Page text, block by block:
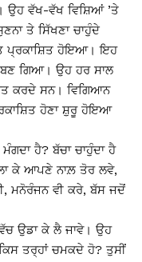
ਉਹ ਵੱਖ-ਵੱਖ ਵਿਸ਼ਿਆਂ ’ਤੇ
ਤੇ ਸਿੱਖਣਾ ਚਾਹੁੰਦੇ
ਪ੍ਰਕਾਸ਼ਿਤ ਹੋਇਆ। ਇਹ
ਬਣ ਗਿਆ। ਉਹ ਹਰ ਸਾਲ
ਕਰਦੇ ਸਨ। ਵਿਗਿਆਨ
ਹੋਣਾ ਸ਼ੁਰੂ ਹੋਇਆ
ਹੈ? ਬੱਚਾ ਚਾਹੁੰਦਾ ਹੈ
ਕੇ ਆਪਣੇ ਨਾਲ਼ ਤੋਰ ਲਵੇ,
ਮਨੋਰੰਜਨ ਵੀ ਕਰੇ, ਬੱਸ ਜਦੋਂ
ਉਡਾ ਕੇ ਲੈ ਜਾਵੇ। ਉਹ
ਤਰ੍ਹਾਂ ਚਮਕਦੇ ਹੋ? ਤੁਸੀਂ